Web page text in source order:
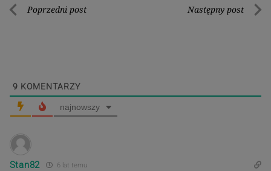
Nawigacja
Poprzedni post Następny post
9 KOMENTARZY
najnowszy
Stan82 6 lat temu